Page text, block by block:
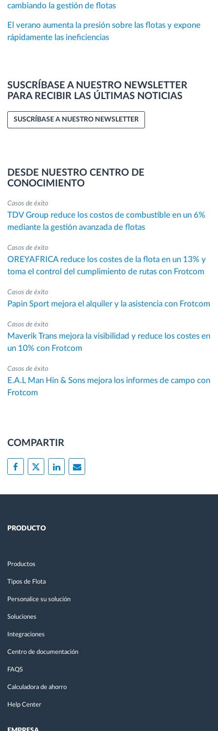
cambiando la gestión de flotas
El verano aumenta la presión sobre las flotas y expone
rápidamente las ineficiencias
SUSCRÍBASE A NUESTRO NEWSLETTER
PARA RECIBIR LAS ÚLTIMAS NOTICIAS
SUSCRÍBASE A NUESTRO NEWSLETTER
DESDE NUESTRO CENTRO DE
CONOCIMIENTO
Casos de éxito
TDV Group reduce los costos de combustible en un 6%
mediante la gestión avanzada de flotas
Casos de éxito
OREYAFRICA reduce los costes de la flota en un 13% y
toma el control del cumplimiento de rutas con Frotcom
Casos de éxito
Papin Sport mejora el alquiler y la asistencia con Frotcom
Casos de éxito
Maverik Trans mejora la visibilidad y reduce los costes en
un 10% con Frotcom
Casos de éxito
E.A.L Man Hin & Sons mejora los informes de campo con
Frotcom
COMPARTIR
PRODUCTO
Productos
Tipos de Flota
Personalice su solución
Soluciones
Integraciones
Centro de documentación
FAQS
Calculadora de ahorro
Help Center